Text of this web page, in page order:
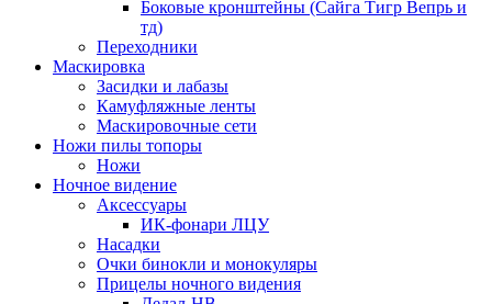
Боковые кронштейны (Сайга Тигр Вепрь и
тд)
Переходники
Маскировка
Засидки и лабазы
Камуфляжные ленты
Маскировочные сети
Ножи пилы топоры
Ножи
Ночное видение
Аксессуары
ИК-фонари ЛЦУ
Насадки
Очки бинокли и монокуляры
Прицелы ночного видения